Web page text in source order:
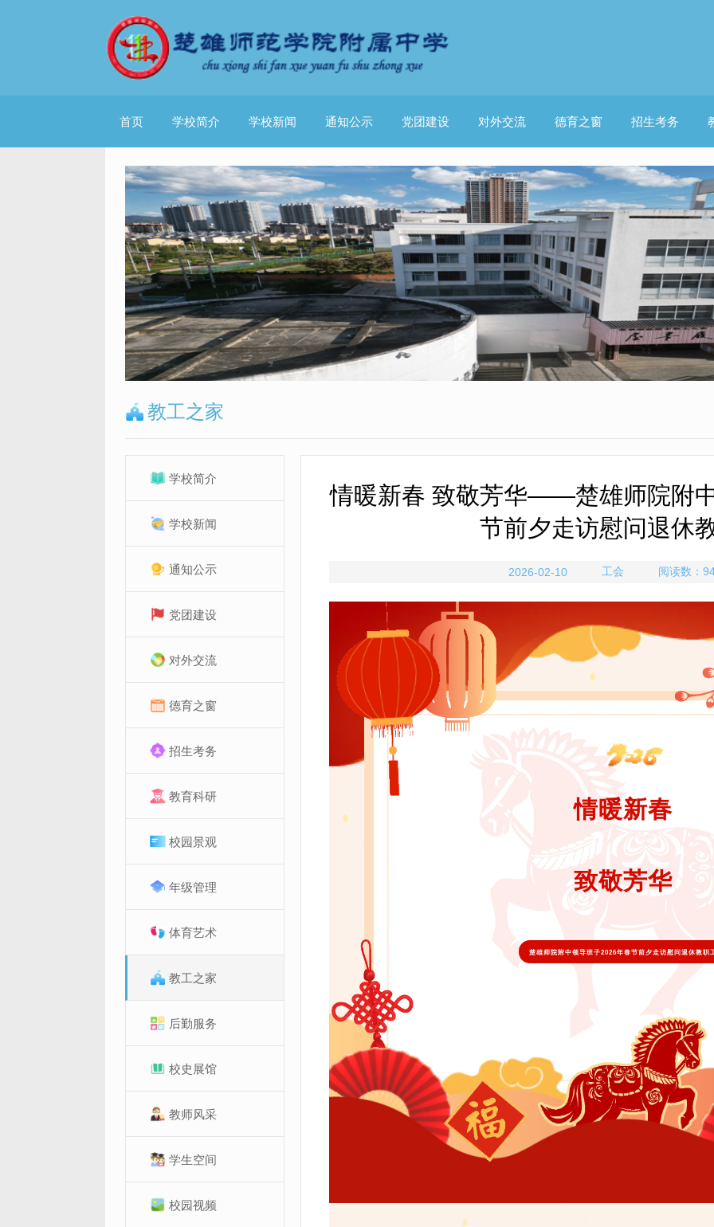
首页 学校简介 学校新闻 通知公示 党团建设 对外交流 德育之窗 招生考务
教工之家
学校简介
学校新闻
通知公示
党团建设
对外交流
德育之窗
招生考务
教育科研
校园景观
年级管理
体育艺术
教工之家
后勤服务
校史展馆
教师风采
学生空间
校园视频
情暖新春 致敬芳华——楚雄师院附
节前夕走访慰问退休
2026-02-10 工会 阅读数：
楚雄师院附中领导班子2026年春节前夕走访慰问退休教职
致敬芳华
情暖新春